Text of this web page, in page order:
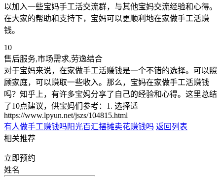
以加入一些宝妈手工活交流群，与其他宝妈交流经验和心得。
在大家的帮助和支持下，宝妈可以更顺利地在家做手工活赚
钱。
10
售后服务,市场需求,劳逸结合
对于宝妈来说，在家做手工活赚钱是一个不错的选择。可以照
顾家庭，可以赚取一些收入。那么，宝妈在家做手工活赚钱
吗？知乎上，有许多宝妈分享了自己的经验和心得。这里总结
了10点建议，供宝妈们参考：1. 选择适
https://www.lpyun.net/jszs/104815.html
有人做手工赚钱吗 阳光百汇摆摊卖花赚钱吗 返回列表
相关推荐
立即预约
姓名